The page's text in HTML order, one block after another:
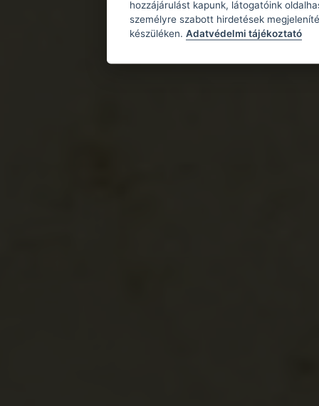
hozzájárulást kapunk, látogatóink
személyre szabott hirdetések
készüléken. Adatvédelmi tájékoztató